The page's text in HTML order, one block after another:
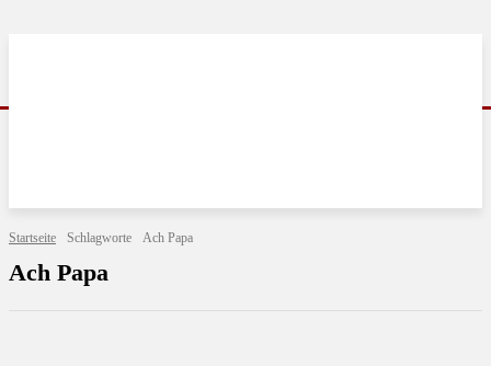
Startseite Schlagworte Ach Papa
Ach Papa